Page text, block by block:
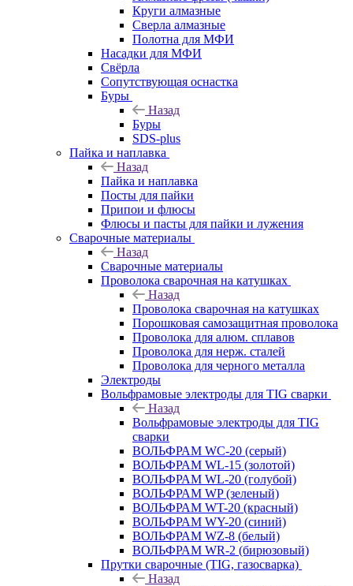
Круги алмазные
Сверла алмазные
Полотна для МФИ
Насадки для МФИ
Свёрла
Сопутствующая оснастка
Буры
Назад
Буры
SDS-plus
Пайка и наплавка
Назад
Пайка и наплавка
Посты для пайки
Припои и флюсы
Флюсы и пасты для пайки и лужения
Сварочные материалы
Назад
Сварочные материалы
Проволока сварочная на катушках
Назад
Проволока сварочная на катушках
Порошковая самозащитная проволока
Проволока для алюм. сплавов
Проволока для нерж. сталей
Проволока для черного металла
Электроды
Вольфрамовые электроды для TIG сварки
Назад
Вольфрамовые электроды для TIG
сварки
ВОЛЬФРАМ WC-20 (серый)
ВОЛЬФРАМ WL-15 (золотой)
ВОЛЬФРАМ WL-20 (голубой)
ВОЛЬФРАМ WP (зеленый)
ВОЛЬФРАМ WT-20 (красный)
ВОЛЬФРАМ WY-20 (синий)
ВОЛЬФРАМ WZ-8 (белый)
ВОЛЬФРАМ WR-2 (бирюзовый)
Прутки сварочные (TIG, газосварка)
Назад